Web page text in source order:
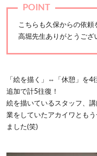
こちらも久保からの依頼
高堀先生ありがとうござ
「絵を描く」⇔「休憩」を4
追加で計5往復！
絵を描いているスタッフ、
業をしていたアカイワとも
ました(笑)